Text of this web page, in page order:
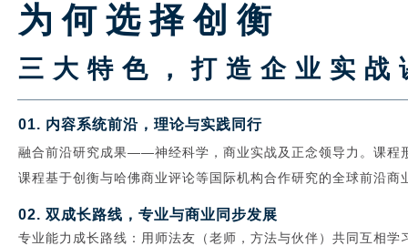
为何选择创衡
三大特色，打造企业实战
01. 内容系统前沿，理论与实践同行
融合前沿研究成果——神经科学，商业实战及正念领导力。课程
课程基于创衡与哈佛商业评论等国际机构合作研究的全球前沿
02. 双成长路线，专业与商业同步发展
专业能力成长路线：用师法友（老师，方法与伙伴）共同互相